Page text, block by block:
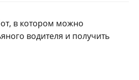
в котором можно
водителя и получить